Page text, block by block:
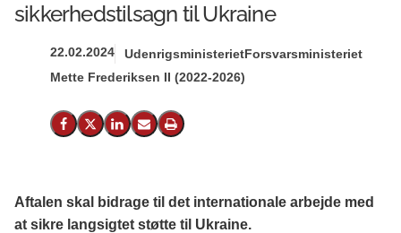
sikkerhedstilsagn til Ukraine
22.02.2024 UdenrigsministerietForsvarsministeriet
Mette Frederiksen II (2022-2026)
Del på Facebook
Del på X (Twitter)
Del på LinkedIn
Send email
Print
Aftalen skal bidrage til det internationale arbejde med
at sikre langsigtet støtte til Ukraine.